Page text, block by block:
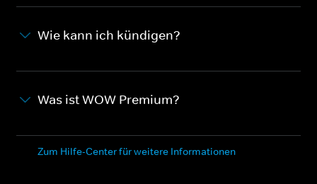
Wie kann ich kündigen?
Was ist WOW Premium?
Zum Hilfe-Center für weitere Informationen